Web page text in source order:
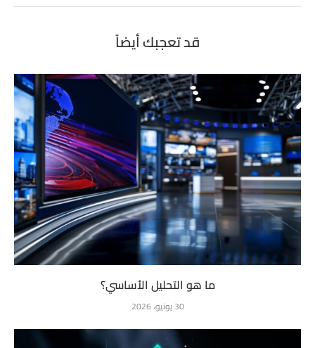
قد تعجبك أيضاً
ما هو التحليل الأساسي؟
30 يونيو، 2026